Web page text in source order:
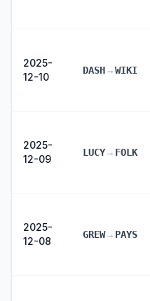
2025-
12-10
DASH→WIKI
2025-
12-09
LUCY→ FOLK
2025-
12-08
GREW→ PAYS